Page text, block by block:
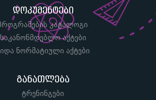
დოკუმენტები
კატალოგი
საკანონმდებლო აქტები
ნორმატიული აქტები
განათლება
ტრენინგები